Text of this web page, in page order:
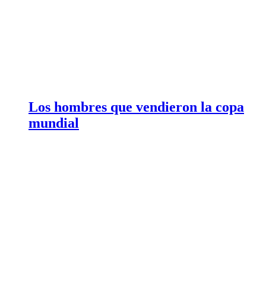
Los hombres que vendieron la copa
mundial